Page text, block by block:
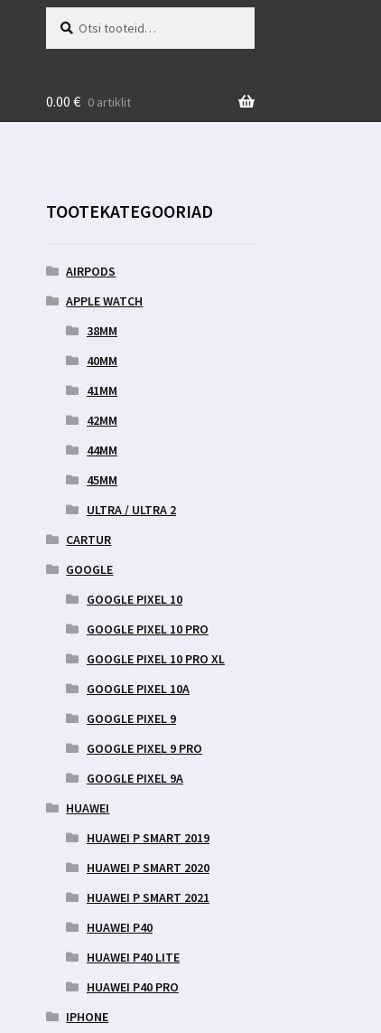
0.00 € 0 artiklit
TOOTEKATEGOORIAD
AIRPODS
APPLE WATCH
38MM
40MM
41MM
42MM
44MM
45MM
ULTRA / ULTRA 2
CARTUR
GOOGLE
GOOGLE PIXEL 10
GOOGLE PIXEL 10 PRO
GOOGLE PIXEL 10 PRO XL
GOOGLE PIXEL 10A
GOOGLE PIXEL 9
GOOGLE PIXEL 9 PRO
GOOGLE PIXEL 9A
HUAWEI
HUAWEI P SMART 2019
HUAWEI P SMART 2020
HUAWEI P SMART 2021
HUAWEI P40
HUAWEI P40 LITE
HUAWEI P40 PRO
IPHONE